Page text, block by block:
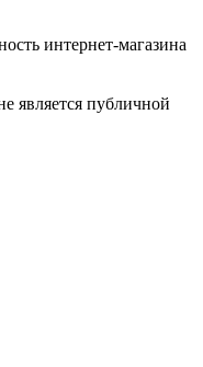
интернет-магазина
является публичной